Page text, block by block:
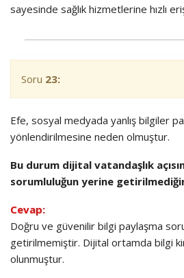
sayesinde sağlık hizmetlerine hızlı
Soru 23:
Efe, sosyal medyada yanlış bilgiler
yönlendirilmesine neden olmuştur.
Bu durum dijital vatandaşlık
sorumluluğun yerine
Cevap:
Doğru ve güvenilir bilgi paylaşma
getirilmemiştir. Dijital ortamda bilgi
olunmuştur.